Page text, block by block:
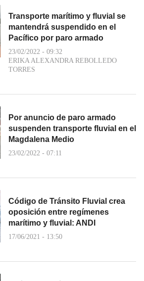
Transporte marítimo y fluvial se
mantendrá suspendido en el
Pacífico por paro armado
23/02/2022 - 09:32
ERIKA ALEXANDRA REBOLLEDO
TORRES
Por anuncio de paro armado
suspenden transporte fluvial en el
Magdalena Medio
23/02/2022 - 07:11
Código de Tránsito Fluvial crea
oposición entre regímenes
marítimo y fluvial: ANDI
17/06/2021 - 13:50